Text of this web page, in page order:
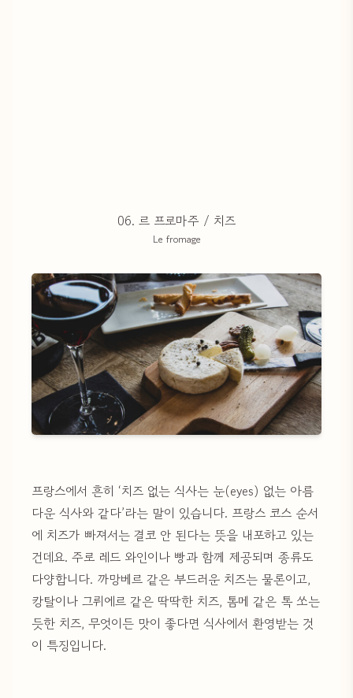
06. 르 프로마주 / 치즈
Le fromage
프랑스에서 흔히 ‘치즈 없는 식사는 눈(eyes) 없는 아름
다운 식사와 같다’라는 말이 있습니다. 프랑스 코스 순서
에 치즈가 빠져서는 결코 안 된다는 뜻을 내포하고 있는
건데요. 주로 레드 와인이나 빵과 함께 제공되며 종류도
다양합니다. 까망베르 같은 부드러운 치즈는 물론이고,
캉탈이나 그뤼에르 같은 딱딱한 치즈, 톰메 같은 톡 쏘는
듯한 치즈, 무엇이든 맛이 좋다면 식사에서 환영받는 것
이 특징입니다.